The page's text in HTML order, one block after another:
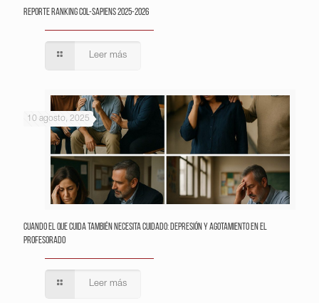
Reporte Ranking Col-Sapiens 2025-2026
Leer más
10 agosto, 2025
Cuando el que cuida también necesita cuidado: depresión y agotamiento en el
profesorado
Leer más